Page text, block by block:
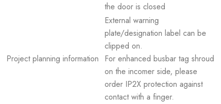
the door is closed
Project planning information
External warning
plate/designation label can be
clipped on.
For enhanced busbar tag shroud
on the incomer side, please
order IP2X protection against
contact with a finger.